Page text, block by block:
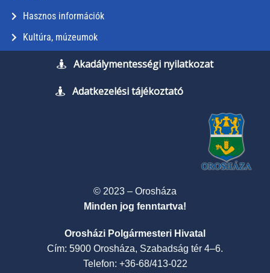
Hasznos információk
Kultúra, múzeumok
Akadálymentességi nyilatkozat
Adatkezelési tájékoztató
© 2023 – Orosháza
Minden jog fenntartva!
Orosházi Polgármesteri Hivatal
Cím: 5900 Orosháza, Szabadság tér 4–6.
Telefon: +36-68/413-022